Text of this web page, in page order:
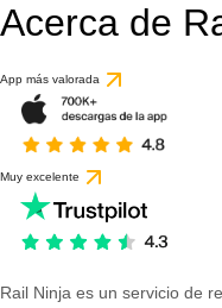
Acerca de
App más valorada
Muy excelente
Rail Ninja es un servicio de